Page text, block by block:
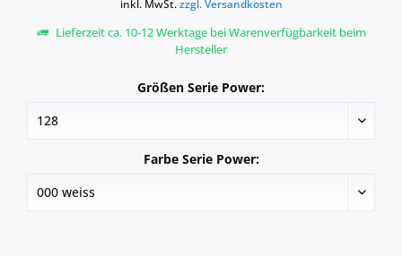
inkl. MwSt.zzgl. Versandkosten
Lieferzeit ca. 10-12 Werktage bei Warenverfügbarkeit beim
Hersteller
Größen Serie Power:
Farbe Serie Power: